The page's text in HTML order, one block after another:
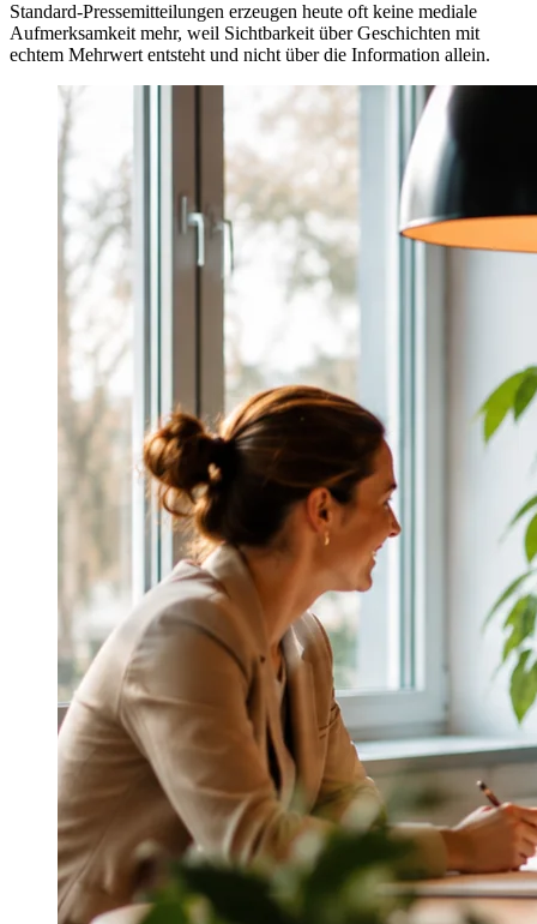
Standard-Pressemitteilungen erzeugen heute oft keine mediale
Aufmerksamkeit mehr, weil Sichtbarkeit über Geschichten mit
echtem Mehrwert entsteht und nicht über die Information allein.